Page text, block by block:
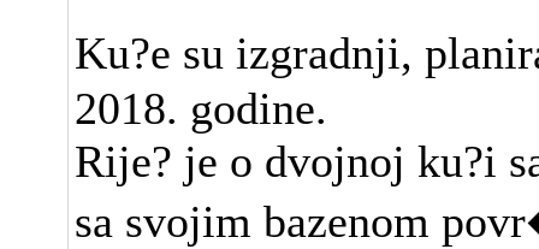
Ku?e su izgradnji,
2018. godine.
Rije? je o dvojnoj ku?i
sa svojim bazenom